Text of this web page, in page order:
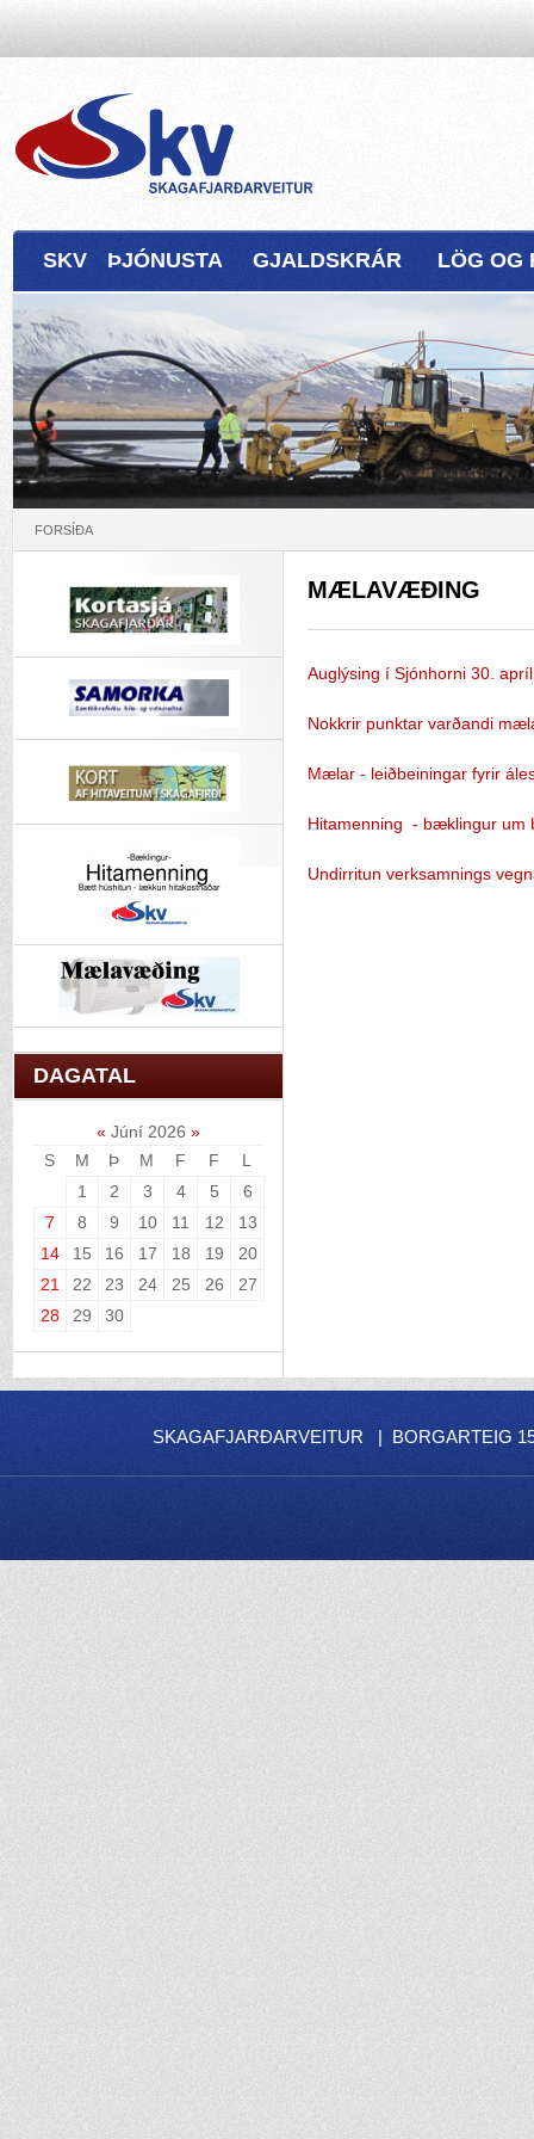
FORSÍÐA
MÆLAVÆÐING
Auglýsing í Sjónhorni 30.
Nokkrir punktar varðandi
Mælar - leiðbeiningar fyrir
Hitamenning - bæklingur um
Undirritun verksamnings
SKV ÞJÓNUSTA GJALDSKRÁR LÖG OG
DAGATAL
« Júní 2026 »
S
M Þ M F F
L
1
2 3 4 5
6
7
8 9 10 11 12
13
14
15 16 17 18 19
20
21
22 23 24 25 26
27
28
29 30
SKAGAFJARÐARVEITUR | BORGARTEIG